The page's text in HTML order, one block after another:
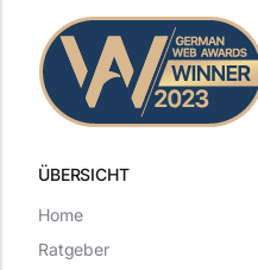
ÜBERSICHT
Home
Ratgeber